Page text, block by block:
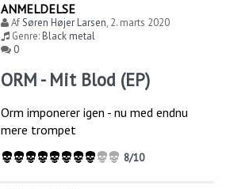
ANMELDELSE
AfSøren Højer Larsen, 2. marts 2020
Genre:Black metal
0
ORM - Mit Blod (EP)
Orm imponerer igen - nu med endnu
mere trompet
8/10